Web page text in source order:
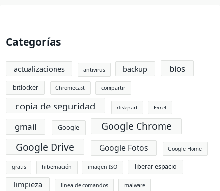
Categorías
actualizaciones antivirus backup bios
bitlocker Chromecast compartir
copia de seguridad diskpart Excel
gmail Google
Google Chrome
Google Drive
Google Fotos Google Home
gratis hibernación imagen ISO liberar espacio
limpieza línea de comandos malware